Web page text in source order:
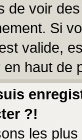
de voir
Si
valide,
en haut de
?!
les